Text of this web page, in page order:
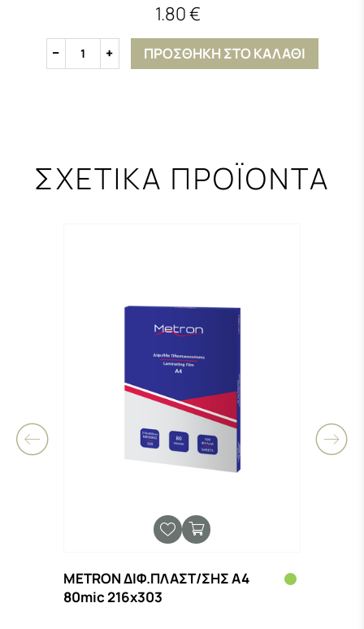
1.80 €
1 ΠΡΟΣΘΗΚΗ ΣΤΟ ΚΑΛΑΘΙ
ΣΧΕΤΙΚΑ ΠΡΟΪΟΝΤΑ
METRON ΔΙΦ.ΠΛΑΣΤ/ΣΗΣ Α4
80mic 216x303